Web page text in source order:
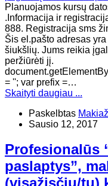
Planuojamos kursų
.Informacija ir
888. Registracija sms
Šis el.pašto adresas
šiukšlių. Jums reikia
peržiūrėti jį.
= ''; var prefix =…
Skaityti daugiau ...
Paskelbtas
Sausio 12, 2017
Profesionalūs
paslaptys”,